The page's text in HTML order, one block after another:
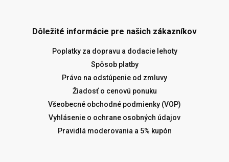
Dôležité informácie pre našich zákazníkov
Poplatky za dopravu a dodacie lehoty
Spôsob platby
Právo na odstúpenie od zmluvy
Žiadosť o cenovú ponuku
Všeobecné obchodné podmienky (VOP)
Vyhlásenie o ochrane osobných údajov
Pravidlá moderovania a 5% kupón